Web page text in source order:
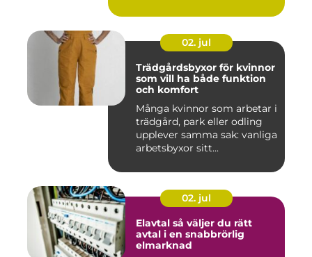
02. jul
Trädgårdsbyxor för kvinnor
som vill ha både funktion
och komfort
Många kvinnor som arbetar i
trädgård, park eller odling
upplever samma sak: vanliga
arbetsbyxor sitt...
02. jul
Elavtal så väljer du rätt
avtal i en snabbrörlig
elmarknad